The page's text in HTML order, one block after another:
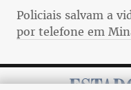
Policiais salvam a
por telefone em